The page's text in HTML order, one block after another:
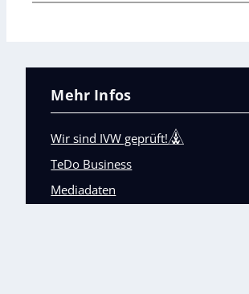
Mehr Infos
Wir sind IVW geprüft!
TeDo Business
Mediadaten